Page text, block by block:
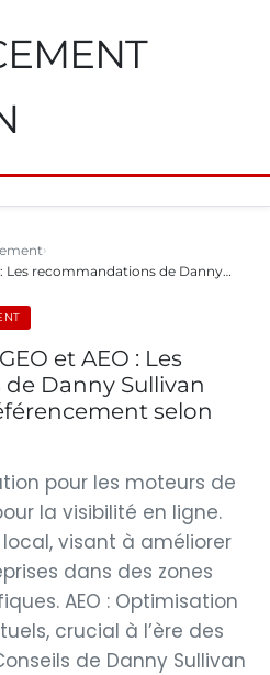
Les recommandations de Danny…
et AEO : Les
Danny Sullivan
selon
pour les moteurs de
la visibilité en ligne.
local, visant à améliorer
dans des zones
AEO : Optimisation
crucial à l’ère des
de Danny Sullivan